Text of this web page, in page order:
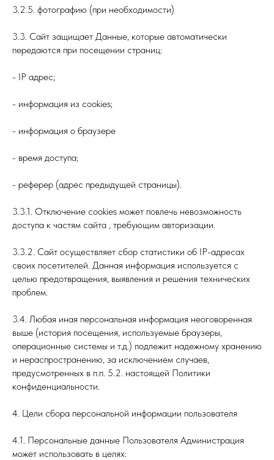
3.2.5. фотографию (при необходимости)
3.3. Сайт защищает Данные, которые автоматически
передаются при посещении страниц:
- IP адрес;
- информация из cookies;
- информация о браузере
- время доступа;
- реферер (адрес предыдущей страницы).
3.3.1. Отключение cookies может повлечь невозможность
доступа к частям сайта , требующим авторизации.
3.3.2. Сайт осуществляет сбор статистики об IP-адресах
своих посетителей. Данная информация используется с
целью предотвращения, выявления и решения технических
проблем.
3.4. Любая иная персональная информация неоговоренная
выше (история посещения, используемые браузеры,
операционные системы и т.д.) подлежит надежному хранению
и нераспространению, за исключением случаев,
предусмотренных в п.п. 5.2. настоящей Политики
конфиденциальности.
4. Цели сбора персональной информации пользователя
4.1. Персональные данные Пользователя Администрация
может использовать в целях: